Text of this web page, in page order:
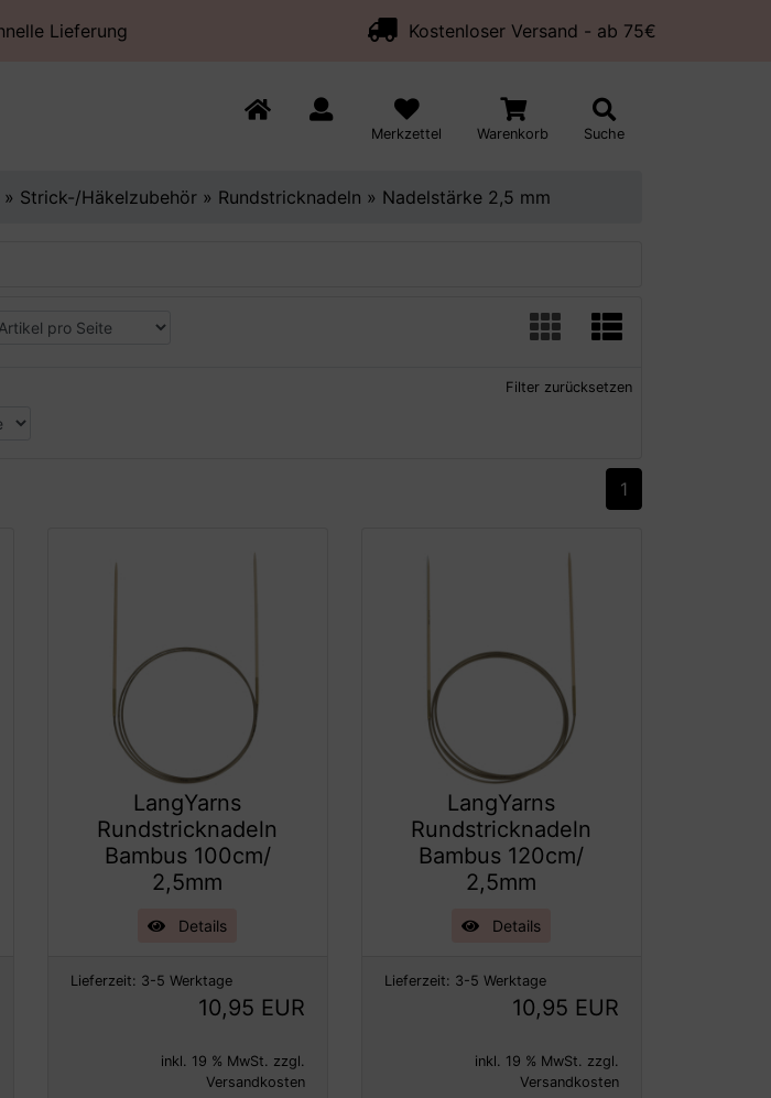
Lieferung Kostenloser Versand - ab 75€
Merkzettel Warenkorb Suche
» Strick-/Häkelzubehör » Rundstricknadeln » Nadelstärke 2,5 mm
Filter zurücksetzen
1
LangYarns
Rundstricknadeln
Bambus 100cm/
2,5mm
Details
Lieferzeit: 3-5 Werktage
10,95 EUR
inkl. 19 % MwSt. zzgl.
Versandkosten
LangYarns
Rundstricknadeln
Bambus 120cm/
2,5mm
Details
Lieferzeit: 3-5 Werktage
10,95 EUR
inkl. 19 % MwSt. zzgl.
Versandkosten